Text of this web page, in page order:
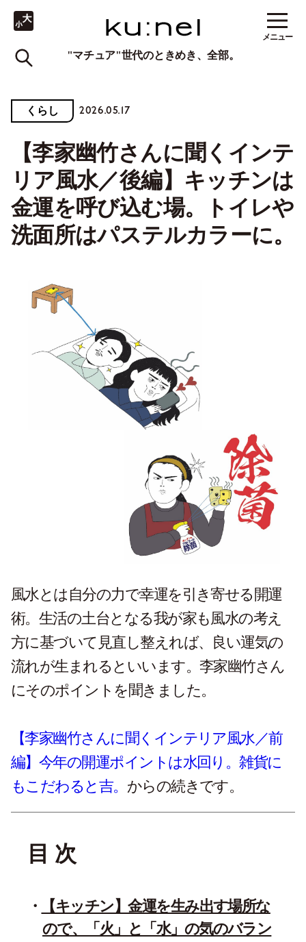
"マチュア"世代のときめき、全部。
メニュー
くらし 2026.05.17
【李家幽竹さんに聞くインテ
リア風水／後編】キッチンは
金運を呼び込む場。トイレや
洗面所はパステルカラーに。
風水とは自分の力で幸運を引き寄せる開運
術。生活の土台となる我が家も風水の考え
方に基づいて見直し整えれば、良い運気の
流れが生まれるといいます。李家幽竹さん
にそのポイントを聞きました。
【李家幽竹さんに聞くインテリア風水／前
編】今年の開運ポイントは水回り。雑貨に
もこだわると吉。 からの続きです。
目 次
【キッチン】金運を生み出す場所な
ので、「火」と「水」の気のバラン